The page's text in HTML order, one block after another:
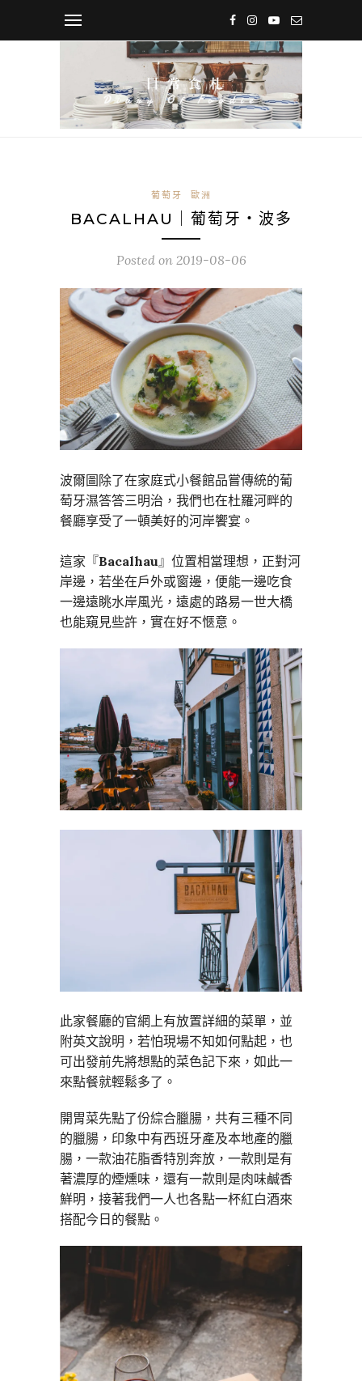
葡萄牙 歐洲
BACALHAU｜葡萄牙・波多
Posted on 2019-08-06
波爾圖除了在家庭式小餐館品嘗傳統的葡
萄牙濕答答三明治，我們也在杜羅河畔的
餐廳享受了一頓美好的河岸饗宴。
這家『Bacalhau』位置相當理想，正對河
岸邊，若坐在戶外或窗邊，便能一邊吃食
一邊遠眺水岸風光，遠處的路易一世大橋
也能窺見些許，實在好不愜意。
此家餐廳的官網上有放置詳細的菜單，並
附英文說明，若怕現場不知如何點起，也
可出發前先將想點的菜色記下來，如此一
來點餐就輕鬆多了。
開胃菜先點了份綜合臘腸，共有三種不同
的臘腸，印象中有西班牙產及本地產的臘
腸，一款油花脂香特別奔放，一款則是有
著濃厚的煙燻味，還有一款則是肉味鹹香
鮮明，接著我們一人也各點一杯紅白酒來
搭配今日的餐點。